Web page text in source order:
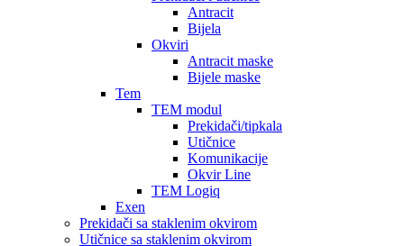
Antracit
Bijela
Okviri
Antracit maske
Bijele maske
Tem
TEM modul
Prekidači/tipkala
Utičnice
Komunikacije
Okvir Line
TEM Logiq
Exen
Prekidači sa staklenim okvirom
Utičnice sa staklenim okvirom